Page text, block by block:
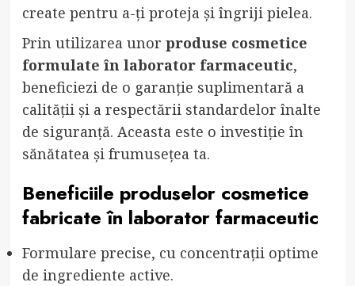
create pentru a-ți proteja și îngriji pielea.
Prin utilizarea unor produse cosmetice
formulate în laborator farmaceutic,
beneficiezi de o garanție suplimentară a
calității și a respectării standardelor înalte
de siguranță. Aceasta este o investiție în
sănătatea și frumusețea ta.
Beneficiile produselor cosmetice
fabricate în laborator farmaceutic
Formulare precise, cu concentrații optime
de ingrediente active.